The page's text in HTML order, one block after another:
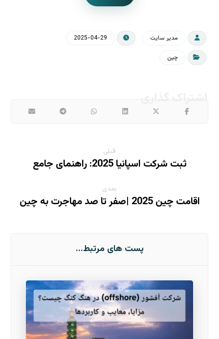
مدیر سایت 2025-04-29
چین
قبلی
ثبت شرکت اسپانیا 2025: راهنمای جامع
بعدی
اقامت چین 2025 |صفر تا صد مهاجرت به چین
پست های مرتبط...